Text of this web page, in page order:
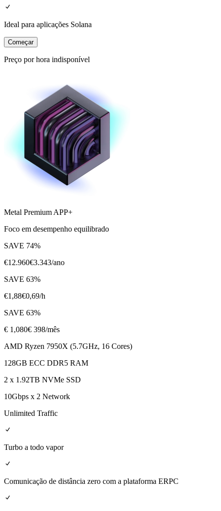
Ideal para aplicações Solana
Começar
Preço por hora indisponível
Metal Premium APP+
Foco em desempenho equilibrado
SAVE 74%
€12.960€3.343/ano
SAVE 63%
€1,88€0,69/h
SAVE 63%
€ 1,080€ 398/mês
AMD Ryzen 7950X (5.7GHz, 16 Cores)
128GB ECC DDR5 RAM
2 x 1.92TB NVMe SSD
10Gbps x 2 Network
Unlimited Traffic
Turbo a todo vapor
Comunicação de distância zero com a plataforma ERPC